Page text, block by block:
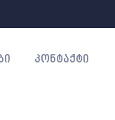
ᲙᲝᲜᲢᲐᲥᲢᲘ